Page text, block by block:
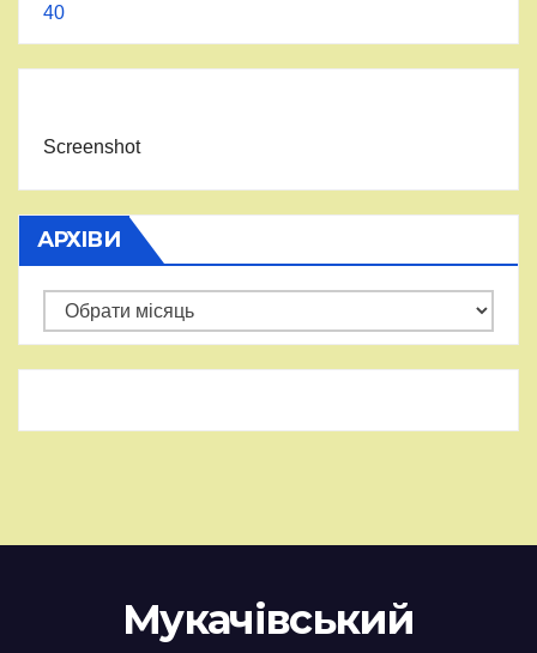
40
Screenshot
АРХІВИ
Архіви
Мукачівський